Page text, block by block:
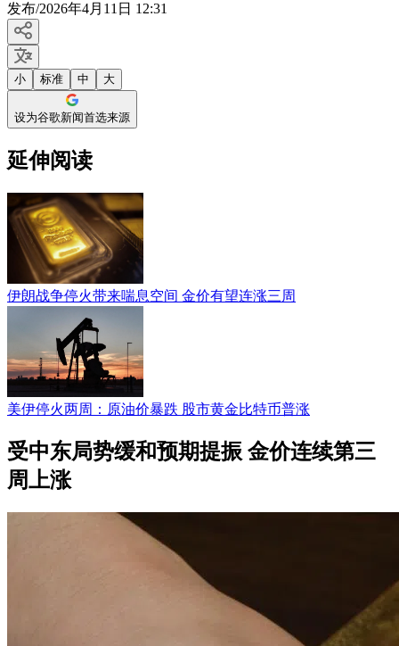
发布/2026年4月11日 12:31
小 标准 中 大
设为谷歌新闻首选来源
延伸阅读
伊朗战争停火带来喘息空间 金价有望连涨三周
美伊停火两周：原油价暴跌 股市黄金比特币普涨
受中东局势缓和预期提振 金价连续第三
周上涨